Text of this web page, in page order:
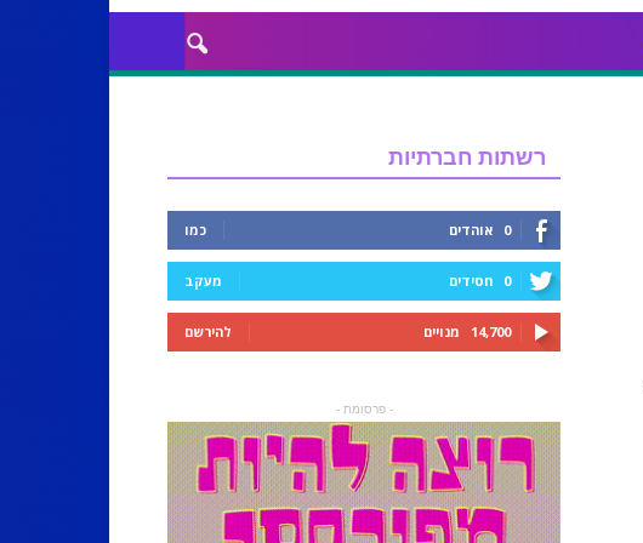
רשתות חברתיות
0 אוהדים כמו
0 חסידים מעקב
14,700 מנויים להירשם
- פרסומת -